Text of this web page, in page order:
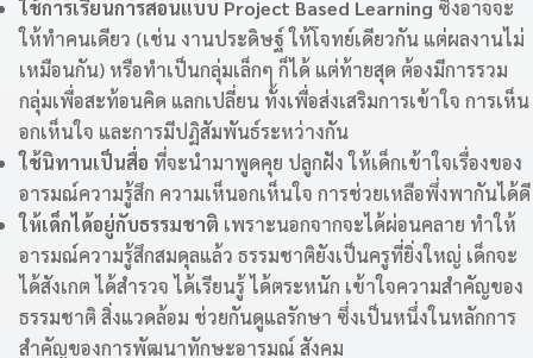
ใช้การเรียนการสอนแบบ Project Based Learning ซึ่งอาจจะ
ให้ทำคนเดียว (เช่น งานประดิษฐ์ ให้โจทย์เดียวกัน แต่ผลงานไม่
เหมือนกัน) หรือทำเป็นกลุ่มเล็กๆ ก็ได้ แต่ท้ายสุด ต้องมีการรวม
กลุ่มเพื่อสะท้อนคิด แลกเปลี่ยน ทั้งเพื่อส่งเสริมการเข้าใจ การเห็น
อกเห็นใจ และการมีปฏิสัมพันธ์ระหว่างกัน
ใช้นิทานเป็นสื่อ ที่จะนำมาพูดคุย ปลูกฝัง ให้เด็กเข้าใจเรื่องของ
อารมณ์ความรู้สึก ความเห็นอกเห็นใจ การช่วยเหลือพึ่งพากันได้ดี
ให้เด็กได้อยู่กับธรรมชาติ เพราะนอกจากจะได้ผ่อนคลาย ทำให้
อารมณ์ความรู้สึกสมดุลแล้ว ธรรมชาติยังเป็นครูที่ยิ่งใหญ่ เด็กจะ
ได้สังเกต ได้สำรวจ ได้เรียนรู้ ได้ตระหนัก เข้าใจความสำคัญของ
ธรรมชาติ สิ่งแวดล้อม ช่วยกันดูแลรักษา ซึ่งเป็นหนึ่งในหลักการ
สำคัญของการพัฒนาทักษะอารมณ์ สังคม